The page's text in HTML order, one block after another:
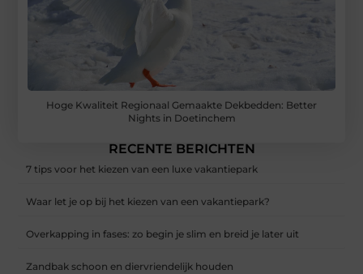
Hoge Kwaliteit Regionaal Gemaakte Dekbedden: Better
Nights in Doetinchem
RECENTE BERICHTEN
7 tips voor het kiezen van een luxe vakantiepark
Waar let je op bij het kiezen van een vakantiepark?
Overkapping in fases: zo begin je slim en breid je later uit
Zandbak schoon en diervriendelijk houden